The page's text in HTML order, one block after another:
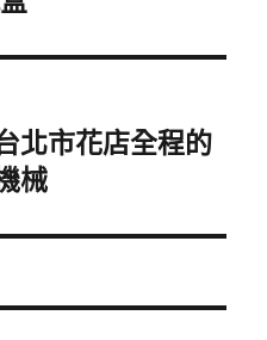
北市花店全程的
械